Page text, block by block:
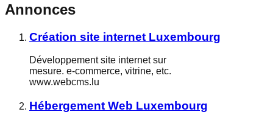
Annonces
Création site internet Luxembourg
Développement site internet sur
mesure. e-commerce, vitrine, etc.
www.webcms.lu
Hébergement Web Luxembourg